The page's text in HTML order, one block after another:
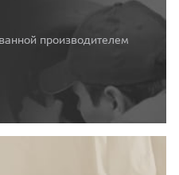
производителем